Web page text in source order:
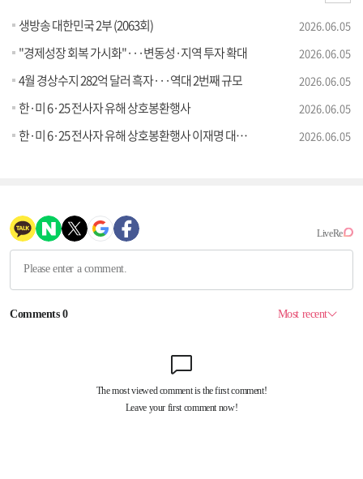
생방송 대한민국 2부 (2063회) 2026.06.05
"경제성장 회복 가시화"···변동성·지역 투자 확대 2026.06.05
4월 경상수지 282억 달러 흑자···역대 2번째 규모 2026.06.05
한·미 6·25 전사자 유해 상호봉환행사 2026.06.05
한·미 6·25 전사자 유해 상호봉환행사 이재명 대통령 추모사 2026.06.05